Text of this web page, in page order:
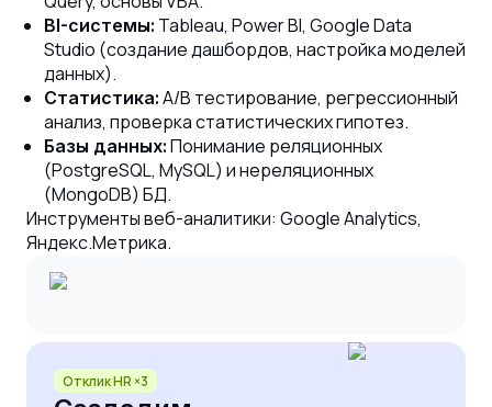
BI-системы: Tableau, Power BI, Google Data
Studio (создание дашбордов, настройка моделей
данных).
Статистика: A/B тестирование, регрессионный
анализ, проверка статистических гипотез.
Базы данных: Понимание реляционных
(PostgreSQL, MySQL) и нереляционных
(MongoDB) БД.
Инструменты веб-аналитики: Google Analytics,
Яндекс.Метрика.
Отклик HR ×3